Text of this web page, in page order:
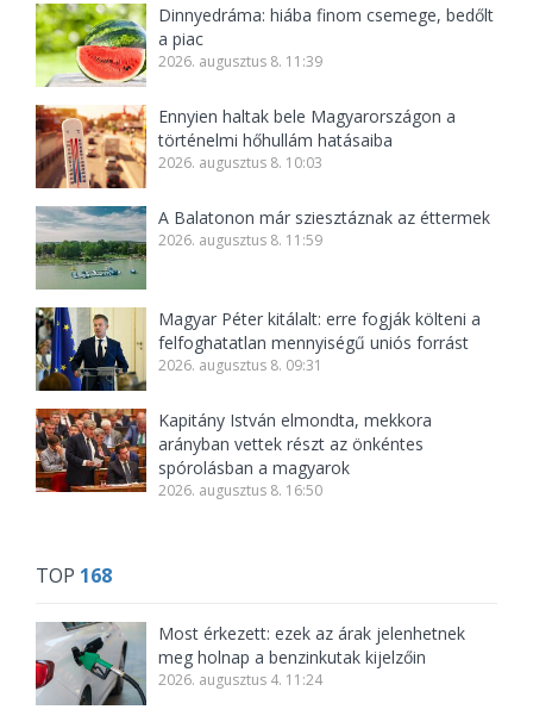
Dinnyedráma: hiába finom csemege, bedőlt
a piac
2026. augusztus 8. 11:39
Ennyien haltak bele Magyarországon a
történelmi hőhullám hatásaiba
2026. augusztus 8. 10:03
A Balatonon már sziesztáznak az éttermek
2026. augusztus 8. 11:59
Magyar Péter kitálalt: erre fogják költeni a
felfoghatatlan mennyiségű uniós forrást
2026. augusztus 8. 09:31
Kapitány István elmondta, mekkora
arányban vettek részt az önkéntes
spórolásban a magyarok
2026. augusztus 8. 16:50
TOP 168
Most érkezett: ezek az árak jelenhetnek
meg holnap a benzinkutak kijelzőin
2026. augusztus 4. 11:24